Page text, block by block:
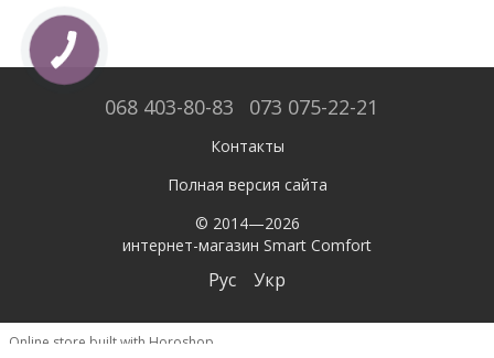
068 403-80-83 073 075-22-21
Контакты
Полная версия сайта
© 2014—2026
интернет-магазин Smart Comfort
Рус Укр
Online store built with Horoshop